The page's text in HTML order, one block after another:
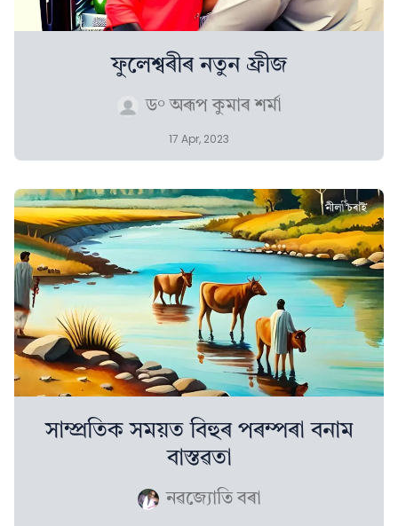
ফুলেশ্বৰীৰ নতুন ফ্ৰীজ
ড° অৰূপ কুমাৰ শৰ্মা
17 Apr, 2023
সাম্প্ৰতিক সময়ত বিহুৰ পৰম্পৰা বনাম
বাস্তৱতা
নৱজ্যোতি বৰা